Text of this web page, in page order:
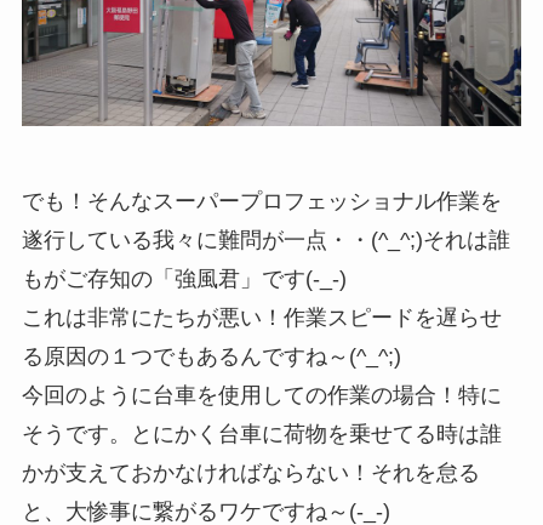
でも！そんなスーパープロフェッショナル作業を
遂行している我々に難問が一点・・(^_^;)それは誰
もがご存知の「強風君」です(-_-)
これは非常にたちが悪い！作業スピードを遅らせ
る原因の１つでもあるんですね～(^_^;)
今回のように台車を使用しての作業の場合！特に
そうです。とにかく台車に荷物を乗せてる時は誰
かが支えておかなければならない！それを怠る
と、大惨事に繋がるワケですね～(-_-)